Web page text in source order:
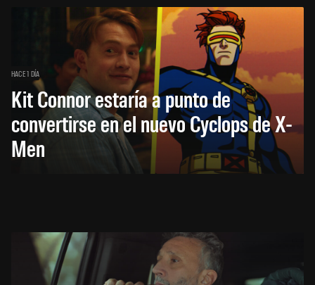
HACE 1 DÍA
Kit Connor estaría a punto de
convertirse en el nuevo Cyclops de X-
Men